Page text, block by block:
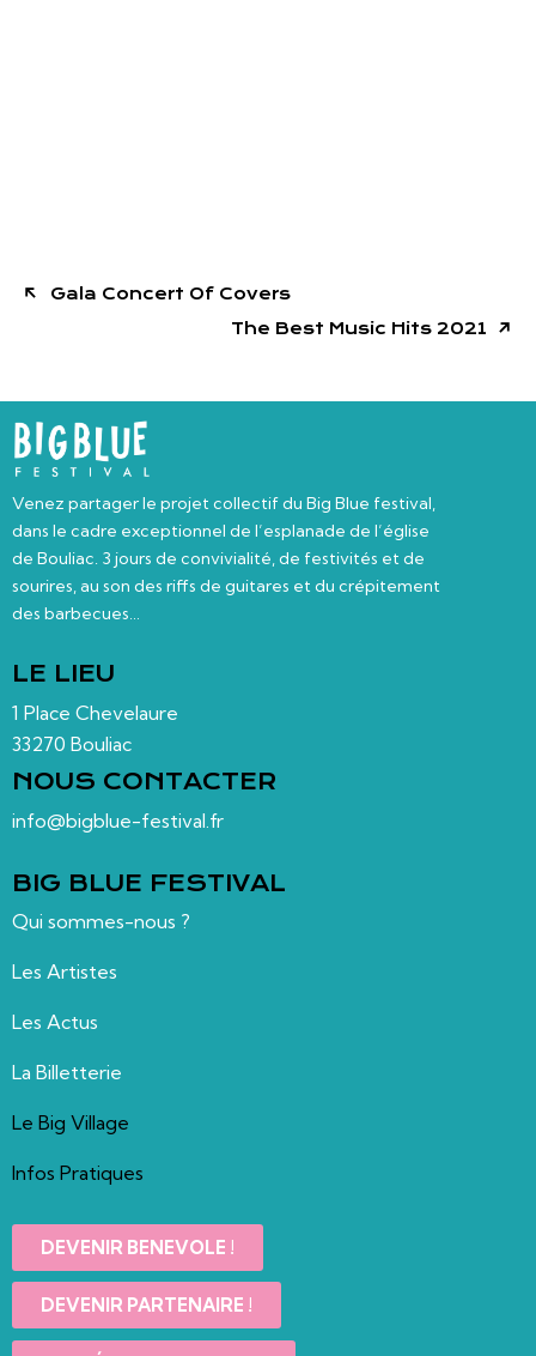
Gala Concert Of Covers
The Best Music Hits 2021
Venez partager le projet collectif du Big Blue festival,
dans le cadre exceptionnel de l’esplanade de l’église
de Bouliac. 3 jours de convivialité, de festivités et de
sourires, au son des riffs de guitares et du crépitement
des barbecues…
LE LIEU
1 Place Chevelaure
33270 Bouliac
NOUS CONTACTER
info@bigblue-festival.fr
BIG BLUE FESTIVAL
Qui sommes-nous ?
Les Artistes
Les Actus
La Billetterie
Le Big Village
Infos Pratiques
DEVENIR BENEVOLE !
DEVENIR PARTENAIRE !